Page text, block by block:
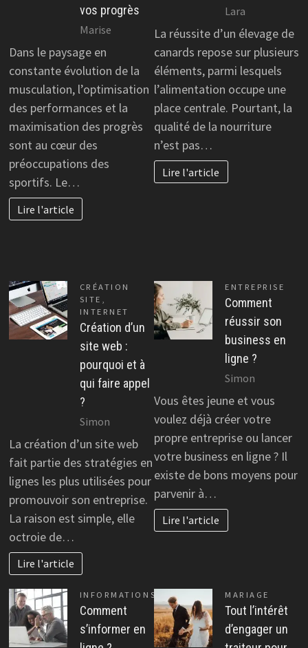
vos progrès
Marise
Dans le paysage en
constante évolution de la
musculation, l’optimisation
des performances et la
maximisation des progrès
sont au cœur des
préoccupations des
sportifs. Le…
Lire l'article
Lara
La réussite d’un élevage de
canards repose sur plusieurs
éléments, parmi lesquels
l’alimentation occupe une
place centrale. Pourtant, la
qualité de la nourriture
n’est pas…
Lire l'article
CRÉATION
SITE
INTERNET
Création d’un
site web :
pourquoi et à
qui faire appel
?
Simon
La création d’un site web
fait partie des stratégies en
lignes les plus utilisées pour
promouvoir son entreprise.
La raison est simple, elle
octroie de…
Lire l'article
ENTREPRISE
Comment
réussir son
business en
ligne ?
Simon
Vous êtes jeune et vous
voulez déjà créer votre
propre entreprise ou lancer
votre business en ligne ? Il
existe de bons moyens pour
parvenir à…
Lire l'article
INFORMATIONS
Comment
s’informer en
MARIAGE
Tout l’intérêt
d’engager un